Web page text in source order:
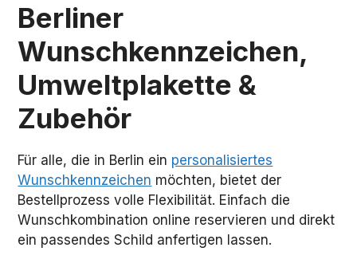
Berliner
Wunschkennzeichen,
Umweltplakette &
Zubehör
Für alle, die in Berlin ein personalisiertes
Wunschkennzeichen möchten, bietet der
Bestellprozess volle Flexibilität. Einfach die
Wunschkombination online reservieren und direkt
ein passendes Schild anfertigen lassen.